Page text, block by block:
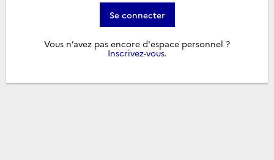
Se connecter
Vous n’avez pas encore d'espace personnel ?
Inscrivez-vous.